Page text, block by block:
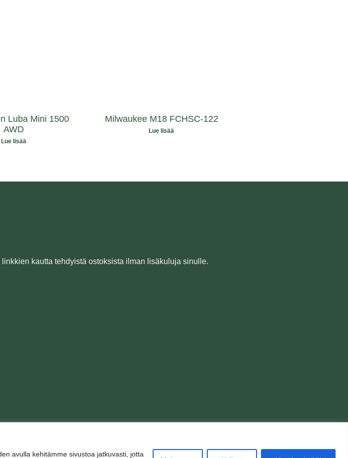
avulla kehitämme sivustoa jatkuvasti, jotta
Luba Mini 1500
AWD
Lue lisää
Milwaukee M18 FCHSC-122
Lue lisää
kautta tehdyistä ostoksista ilman lisäkuluja sinulle.